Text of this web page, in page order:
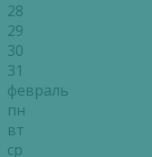
28
29
30
31
февраль
пн
вт
ср